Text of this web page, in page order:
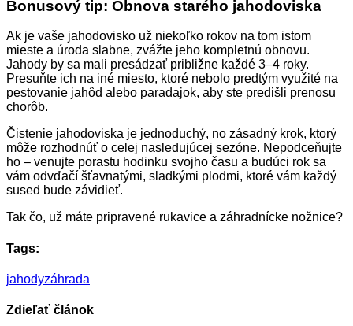
Bonusový tip: Obnova starého jahodoviska
Ak je vaše jahodovisko už niekoľko rokov na tom istom
mieste a úroda slabne, zvážte jeho kompletnú obnovu.
Jahody by sa mali presádzať približne každé 3–4 roky.
Presuňte ich na iné miesto, ktoré nebolo predtým využité na
pestovanie jahôd alebo paradajok, aby ste predišli prenosu
chorôb.
Čistenie jahodoviska je jednoduchý, no zásadný krok, ktorý
môže rozhodnúť o celej nasledujúcej sezóne. Nepodceňujte
ho – venujte porastu hodinku svojho času a budúci rok sa
vám odvďačí šťavnatými, sladkými plodmi, ktoré vám každý
sused bude závidieť.
Tak čo, už máte pripravené rukavice a záhradnícke nožnice?
Tags:
jahodyzáhrada
Zdieľať článok